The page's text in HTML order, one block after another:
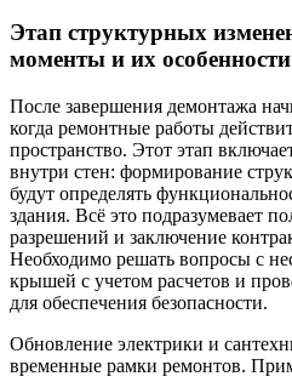
Этап структурных
моменты и их особенности
После завершения демонтажа
когда ремонтные работы
пространство. Этот этап
внутри стен: формирование
будут определять
здания. Всё это подразумевает
разрешений и заключение
Необходимо решать вопросы с
крышей с учетом расчетов и
для обеспечения безопасности.
Обновление электрики и
временные рамки ремонтов.